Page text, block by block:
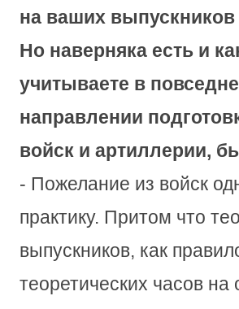
на ваших
Но наверняка есть и
учитываете в
направлении
войск и артиллерии,
- Пожелание из войск
практику. Притом что
выпускников, как
теоретических часов на